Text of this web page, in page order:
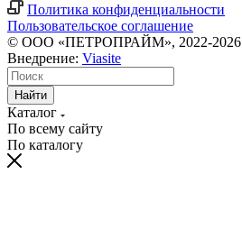
Политика конфиденциальности
Пользовательское соглашение
© ООО «ПЕТРОПРАЙМ», 2022-2026
Внедрение: Viasite
Найти
Каталог
По всему сайту
По каталогу